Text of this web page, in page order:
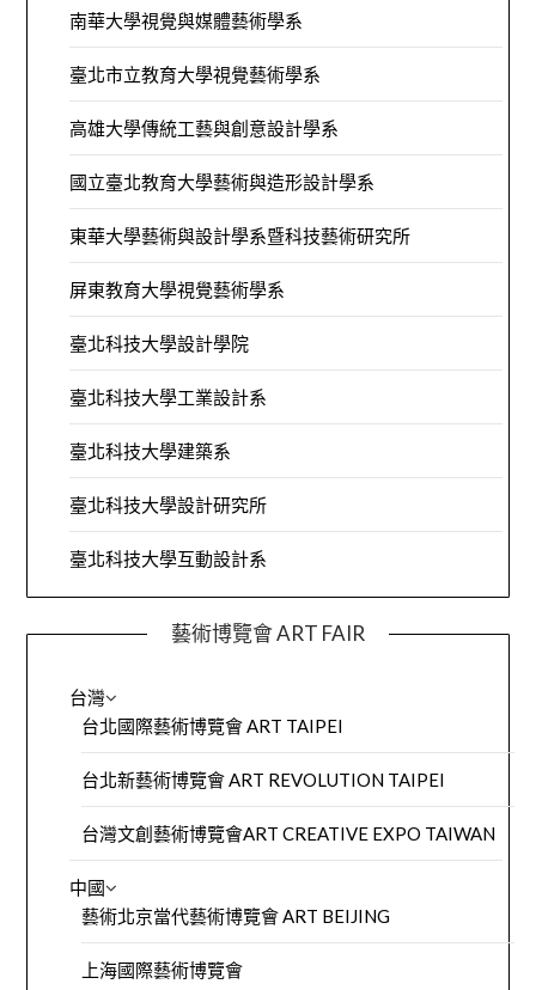
南華大學視覺與媒體藝術學系
臺北市立教育大學視覺藝術學系
高雄大學傳統工藝與創意設計學系
國立臺北教育大學藝術與造形設計學系
東華大學藝術與設計學系暨科技藝術研究所
屏東教育大學視覺藝術學系
臺北科技大學設計學院
臺北科技大學工業設計系
臺北科技大學建築系
臺北科技大學設計研究所
臺北科技大學互動設計系
藝術博覽會 ART FAIR
台灣
台北國際藝術博覽會 ART TAIPEI
台北新藝術博覽會 ART REVOLUTION TAIPEI
台灣文創藝術博覽會ART CREATIVE EXPO TAIWAN
中國
藝術北京當代藝術博覽會 ART BEIJING
上海國際藝術博覽會